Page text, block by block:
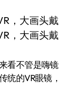
看不管是嗨
统的VR眼镜